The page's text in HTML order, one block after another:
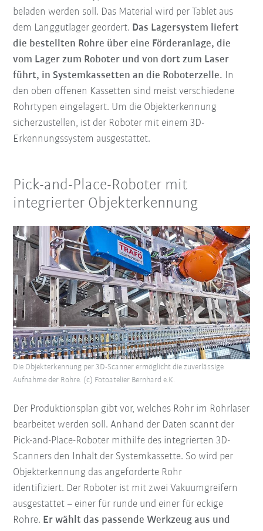
beladen werden soll. Das Material wird per Tablet aus
dem Langgutlager geordert. Das Lagersystem liefert
die bestellten Rohre über eine Förderanlage, die
vom Lager zum Roboter und von dort zum Laser
führt, in Systemkassetten an die Roboterzelle. In
den oben offenen Kassetten sind meist verschiedene
Rohrtypen eingelagert. Um die Objekterkennung
sicherzustellen, ist der Roboter mit einem 3D-
Erkennungssystem ausgestattet.
Pick-and-Place-Roboter mit
integrierter Objekterkennung
Der Produktionsplan gibt vor, welches Rohr im Rohrlaser
bearbeitet werden soll. Anhand der Daten scannt der
Pick-and-Place-Roboter mithilfe des integrierten 3D-
Scanners den Inhalt der Systemkassette. So wird per
Objekterkennung das angeforderte Rohr
identifiziert. Der Roboter ist mit zwei Vakuumgreifern
ausgestattet – einer für runde und einer für eckige
Rohre. Er wählt das passende Werkzeug aus und
Die Objekterkennung per 3D-Scanner ermöglicht die zuverlässige
Aufnahme der Rohre. (c) Fotoatelier Bernhard e.K.